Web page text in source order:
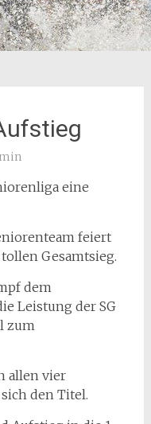
eine
feiert
Gesamtsieg.
dem
Leistung der SG
zum
allen vier
den Titel.